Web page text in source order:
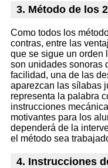
3. Método de los
Como todos los
contras, entre las
que se sigue un orden
son unidades sonoras
facilidad, una de las
aparezcan las sílabas
representa la palabra
instrucciones
motivantes para los
dependerá de la
el método sea
4. Instrucciones